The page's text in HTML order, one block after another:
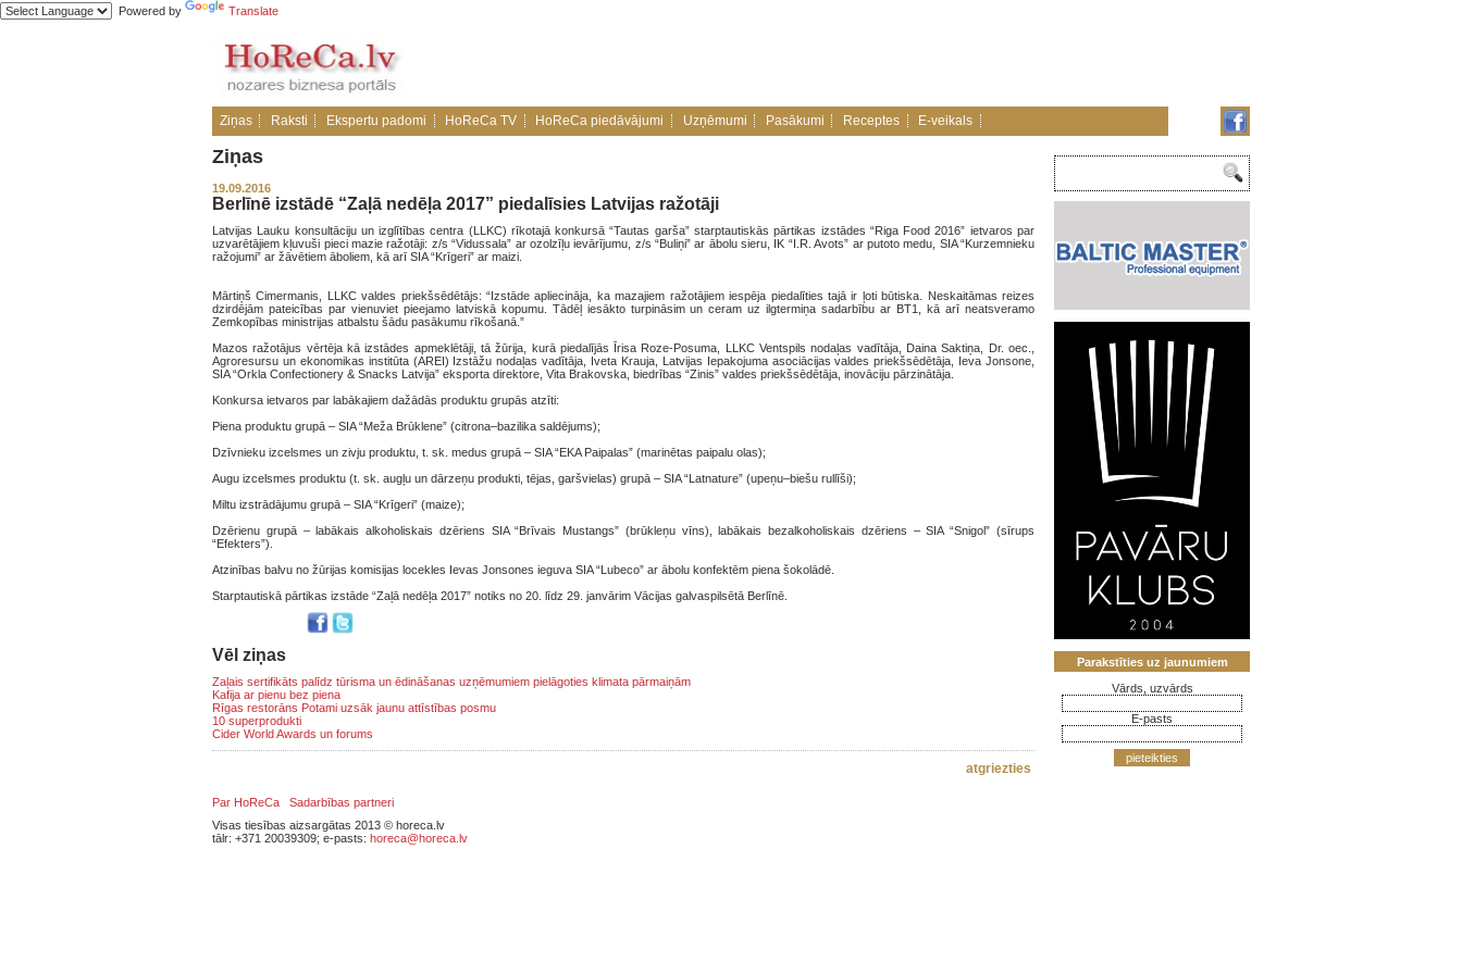
Powered by Translate
Ziņas Raksti Ekspertu padomi HoReCa TV HoReCa piedāvājumi Uzņēmumi Pasākumi Receptes E-veikals
Ziņas
19.09.2016
Berlīnē izstādē “Zaļā nedēļa 2017” piedalīsies Latvijas ražotāji
Latvijas Lauku konsultāciju un izglītības centra (LLKC) rīkotajā konkursā “Tautas garša” starptautiskās pārtikas izstādes “Riga Food 2016” ietvaros par
uzvarētājiem kļuvuši pieci mazie ražotāji: z/s “Vidussala” ar ozolzīļu ievārījumu, z/s “Buliņi” ar ābolu sieru, IK “I.R. Avots” ar putoto medu, SIA “Kurzemnieku
ražojumi” ar žāvētiem āboliem, kā arī SIA “Krīgeri” ar maizi.
Mārtiņš Cimermanis, LLKC valdes priekšsēdētājs: “Izstāde apliecināja, ka mazajiem ražotājiem iespēja piedalīties tajā ir ļoti būtiska. Neskaitāmas reizes
dzirdējām pateicības par vienuviet pieejamo latviskā kopumu. Tādēļ iesākto turpināsim un ceram uz ilgtermiņa sadarbību ar BT1, kā arī neatsveramo
Zemkopības ministrijas atbalstu šādu pasākumu rīkošanā.”
Mazos ražotājus vērtēja kā izstādes apmeklētāji, tā žūrija, kurā piedalījās Īrisa Roze-Posuma, LLKC Ventspils nodaļas vadītāja, Daina Saktiņa, Dr. oec.,
Agroresursu un ekonomikas institūta (AREI) Izstāžu nodaļas vadītāja, Iveta Krauja, Latvijas Iepakojuma asociācijas valdes priekšsēdētāja, Ieva Jonsone,
SIA “Orkla Confectionery & Snacks Latvija” eksporta direktore, Vita Brakovska, biedrības “Zinis” valdes priekšsēdētāja, inovāciju pārzinātāja.
Konkursa ietvaros par labākajiem dažādās produktu grupās atzīti:
Piena produktu grupā – SIA “Meža Brūklene” (citrona–bazilika saldējums);
Dzīvnieku izcelsmes un zivju produktu, t. sk. medus grupā – SIA “EKA Paipalas” (marinētas paipalu olas);
Augu izcelsmes produktu (t. sk. augļu un dārzeņu produkti, tējas, garšvielas) grupā – SIA “Latnature” (upeņu–biešu rullīši);
Miltu izstrādājumu grupā – SIA “Krīgeri” (maize);
Dzērienu grupā – labākais alkoholiskais dzēriens SIA “Brīvais Mustangs” (brūkleņu vīns), labākais bezalkoholiskais dzēriens – SIA “Snigol” (sīrups
“Efekters”).
Atzinības balvu no žūrijas komisijas locekles Ievas Jonsones ieguva SIA “Lubeco” ar ābolu konfektēm piena šokolādē.
Starptautiskā pārtikas izstāde “Zaļā nedēļa 2017” notiks no 20. līdz 29. janvārim Vācijas galvaspilsētā Berlīnē.
Vēl ziņas
Zaļais sertifikāts palīdz tūrisma un ēdināšanas uzņēmumiem pielāgoties klimata pārmaiņām
Kafija ar pienu bez piena
Rīgas restorāns Potami uzsāk jaunu attīstības posmu
10 superprodukti
Cider World Awards un forums
atgriezties
Parakstīties uz jaunumiem
Vārds, uzvārds
E-pasts
pieteikties
Par HoReCa
Sadarbības partneri
Visas tiesības aizsargātas 2013 © horeca.lv
tālr: +371 20039309; e-pasts: horeca@horeca.lv